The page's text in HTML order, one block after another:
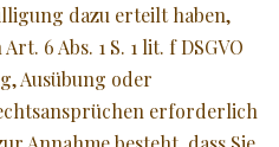
dazu erteilt haben,
6 Abs. 1 S. 1 lit. f DSGVO
Ausübung oder
erforderlich